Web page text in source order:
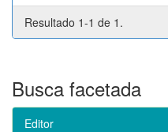
Resultado 1-1 de 1.
Busca facetada
Editor